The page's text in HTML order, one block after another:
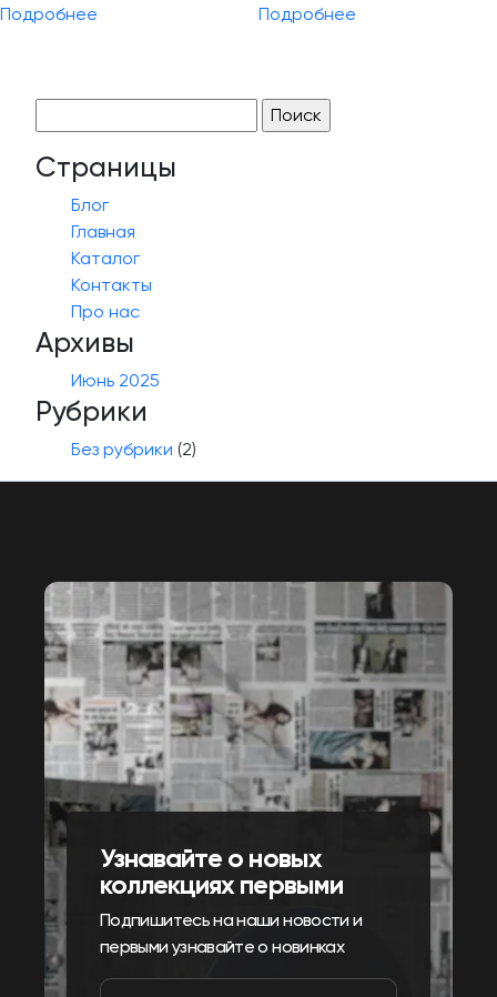
Подробнее Подробнее
Страницы
Блог
Главная
Каталог
Контакты
Про нас
Архивы
Июнь 2025
Рубрики
Без рубрики (2)
Узнавайте о новых
коллекциях первыми
Подпишитесь на наши новости и
первыми узнавайте о новинках